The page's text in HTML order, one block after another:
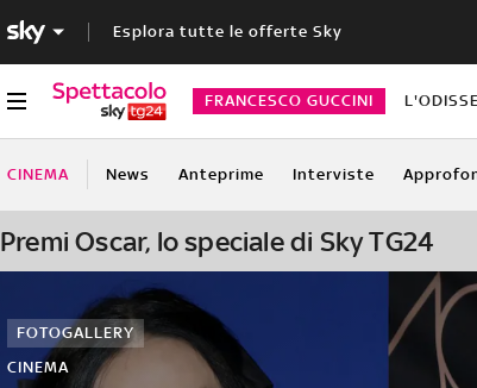
Esplora tutte le offerte Sky
FRANCESCO GUCCINI
CINEMA News Anteprime Interviste
Premi Oscar, lo speciale di Sky TG24
CINEMA
FOTOGALLERY